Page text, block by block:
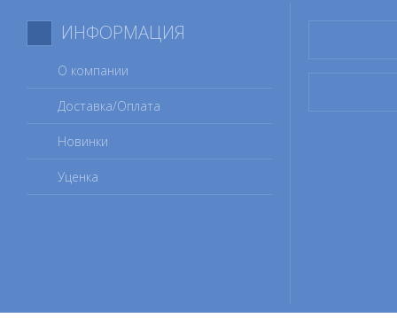
ИНФОРМАЦИЯ
О компании
Доставка/Оплата
Новинки
Уценка